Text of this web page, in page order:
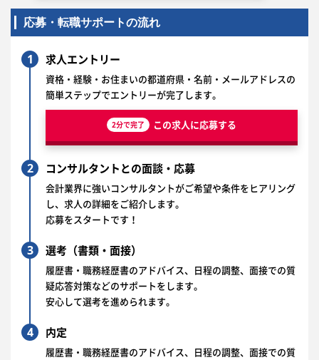
応募・転職サポートの流れ
1 求人エントリー
資格・経験・お住まいの都道府県・名前・メールアドレスの
簡単ステップでエントリーが完了します。
2分で完了 この求人に応募する
2 コンサルタントとの面談・応募
会計業界に強いコンサルタントがご希望や条件をヒアリング
し、求人の詳細をご紹介します。
応募をスタートです！
3 選考（書類・面接）
履歴書・職務経歴書のアドバイス、日程の調整、面接での質
疑応答対策などのサポートをします。
安心して選考を進められます。
4 内定
履歴書・職務経歴書のアドバイス、日程の調整、面接での質